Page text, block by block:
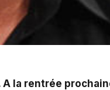
A la rentrée